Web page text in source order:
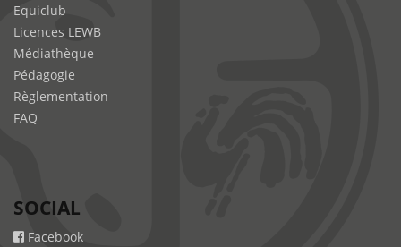
Equiclub
Licences LEWB
Médiathèque
Pédagogie
Règlementation
FAQ
SOCIAL
Facebook